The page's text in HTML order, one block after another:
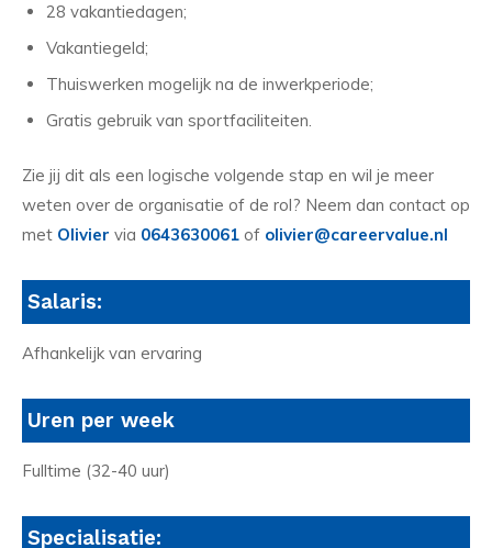
28 vakantiedagen;
Vakantiegeld;
Thuiswerken mogelijk na de inwerkperiode;
Gratis gebruik van sportfaciliteiten.
Zie jij dit als een logische volgende stap en wil je meer
weten over de organisatie of de rol? Neem dan contact op
met Olivier via 0643630061 of olivier@careervalue.nl
Salaris:
Afhankelijk van ervaring
Uren per week
Fulltime (32-40 uur)
Specialisatie: